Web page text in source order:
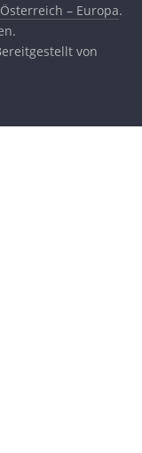
– Europa.
von